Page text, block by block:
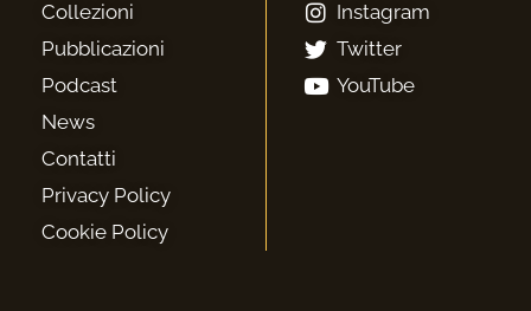
Collezioni
Pubblicazioni
Podcast
News
Contatti
Privacy Policy
Cookie Policy
Instagram
Twitter
YouTube